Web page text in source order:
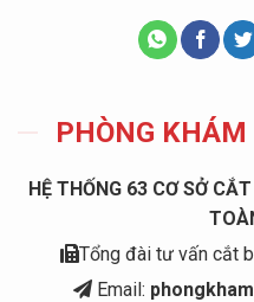
PHÒNG
HỆ THỐNG 63 CƠ SỞ
Tổng đài tư vấn cắt
Email: